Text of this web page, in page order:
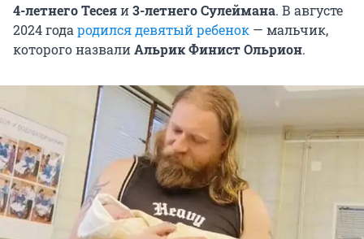
4-летнего Тесеяи3-летнего Сулеймана. В августе
2024 года родился девятый ребенок — мальчик,
которого назвалиАльрик Финист Ольрион.